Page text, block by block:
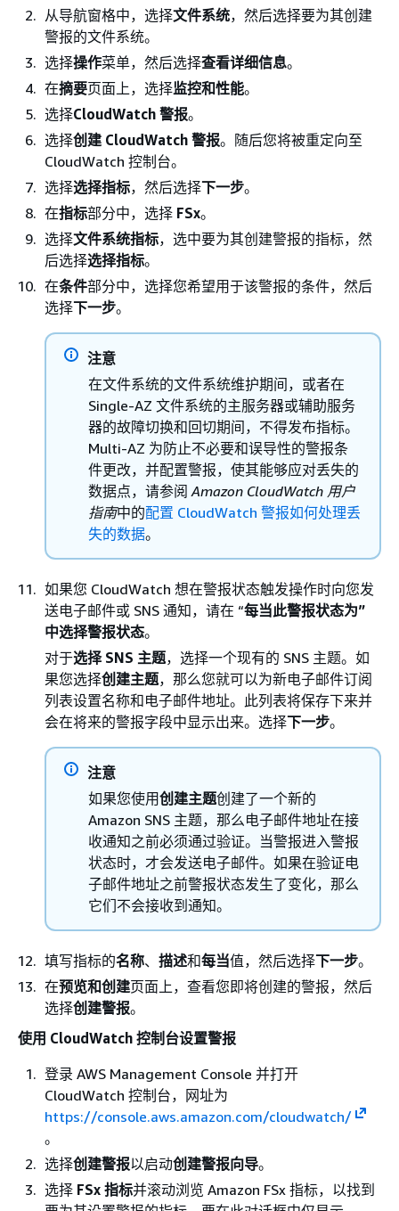
从导航窗格中，选择文件系统，然后选择要为其创建
警报的文件系统。
选择操作菜单，然后选择查看详细信息。
在摘要页面上，选择监控和性能。
选择CloudWatch 警报。
选择创建 CloudWatch 警报。随后您将被重定向至
CloudWatch 控制台。
选择选择指标，然后选择下一步。
在指标部分中，选择 FSx。
选择文件系统指标，选中要为其创建警报的指标，然
后选择选择指标。
在条件部分中，选择您希望用于该警报的条件，然后
选择下一步。
注意
在文件系统的文件系统维护期间，或者在
Single-AZ 文件系统的主服务器或辅助服务
器的故障切换和回切期间，不得发布指标。
Multi-AZ 为防止不必要和误导性的警报条
件更改，并配置警报，使其能够应对丢失的
数据点，请参阅Amazon CloudWatch 用户
指南中的配置 CloudWatch 警报如何处理丢
失的数据。
如果您 CloudWatch 想在警报状态触发操作时向您发
送电子邮件或 SNS 通知，请在 “每当此警报状态为”
中选择警报状态。
对于选择 SNS 主题，选择一个现有的 SNS 主题。如
果您选择创建主题，那么您就可以为新电子邮件订阅
列表设置名称和电子邮件地址。此列表将保存下来并
会在将来的警报字段中显示出来。选择下一步。
注意
如果您使用创建主题创建了一个新的
Amazon SNS 主题，那么电子邮件地址在接
收通知之前必须通过验证。当警报进入警报
状态时，才会发送电子邮件。如果在验证电
子邮件地址之前警报状态发生了变化，那么
它们不会接收到通知。
填写指标的名称、 描述和每当值，然后选择下一步。
在预览和创建页面上，查看您即将创建的警报，然后
选择创建警报。
使用 CloudWatch 控制台设置警报
登录 AWS Management Console 并打开
CloudWatch 控制台，网址为
https://console.aws.amazon.com/cloudwatch/
。
选择创建警报以启动创建警报向导。
选择 FSx 指标并滚动浏览 Amazon FSx 指标，以找到